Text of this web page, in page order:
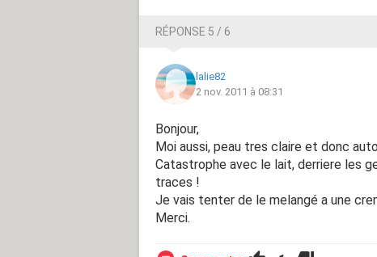
RÉPONSE 5 / 6
lalie82
2 nov. 2011 à 08:31
Bonjour,
Moi aussi, peau tres claire et donc
Catastrophe avec le lait, derriere les
traces !
Je vais tenter de le melangé a une
Merci.